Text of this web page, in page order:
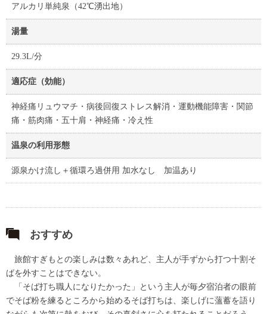
アルカリ単純泉（42℃湧出地）
湯量
29.3L/分
適応症（効能）
神経痛リュウマチ・病後回復ストレス解消・運動機能障害・関節
痛・筋肉痛・五十肩・神経痛・冷え性
温泉の利用形態
源泉かけ流し＋循環ろ過併用 加水なし 加温あり
おすすめ
旅館すぎもとの楽しみは数々あれど、主人が手ずから打つ十割そ
ばを外すことはできない。
「そば打ち職人になりたかった」という主人が毎夕宿泊者の眼前
でそば粉を練るところから始めるそば打ちは、楽しげに薀蓄を語り